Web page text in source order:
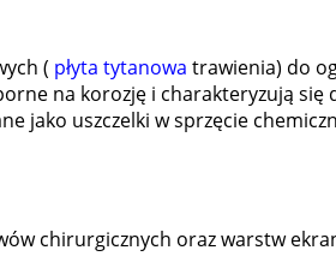
( płyta tytanowa trawienia) do
na korozję i charakteryzują się
jako uszczelki w sprzęcie
chirurgicznych oraz warstw